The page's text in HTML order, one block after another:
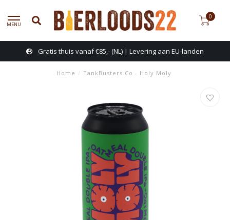
MENU
0
Gratis thuis vanaf €85,- (NL) | Levering aan EU-landen
Home / TankBusters.Co - Holy Moly